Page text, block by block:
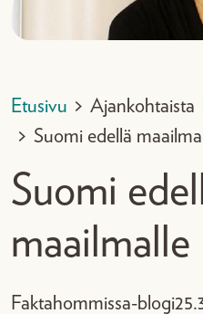
Etusivu > Ajankohtaista
> Suomi edellä
Suomi
maailmalle
Faktahommissa-blogi